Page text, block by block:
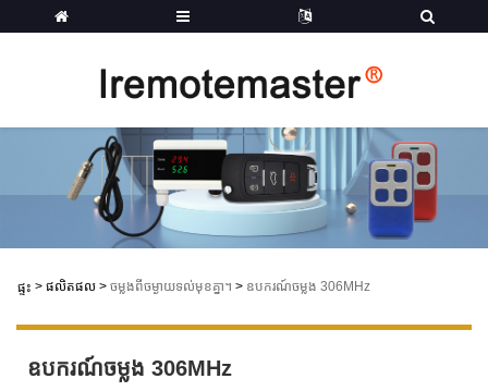
ផ្ទះ > ផលិតផល > ចម្លងពីចម្ងាយទល់មុខគ្នា។ > ឧបករណ៍ចម្លង 306MHz
ឧបករណ៍ចម្លង 306MHz